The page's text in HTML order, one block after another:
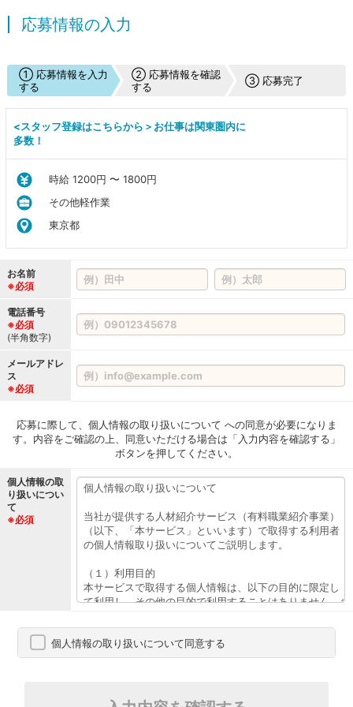
応募情報の入力
① 応募情報を入力
する
② 応募情報を確認
する
③ 応募完了
<スタッフ登録はこちらから＞お仕事は関東圏内に
多数！
時給 1200円 〜 1800円
その他軽作業
東京都
お名前
※必須
電話番号
※必須
(半角数字)
メールアドレ
ス
※必須
応募に際して、個人情報の取り扱いについて への同意が必要になりま
す。内容をご確認の上、同意いただける場合は「入力内容を確認する」
ボタンを押してください。
個人情報の取
り扱いについ
て
※必須
個人情報の取り扱いについて同意する